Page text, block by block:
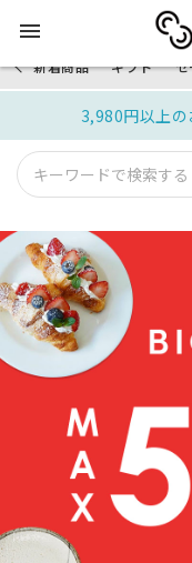
高品質の日本製食器をお
最大級の品揃え
menu
新着商品 ギフト セ
3,980円以上の